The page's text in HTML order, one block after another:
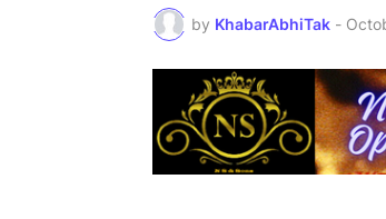
by KhabarAbhiTak -